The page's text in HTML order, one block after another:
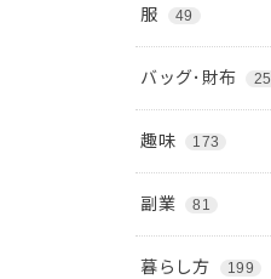
服 49
バッグ･財布 25
趣味 173
副業 81
暮らし方 199